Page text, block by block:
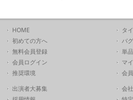
HOME
初めての方へ
無料会員登録
会員ログイン
推奨環境
タ
バ
単
マ
会
出演者大募集
会